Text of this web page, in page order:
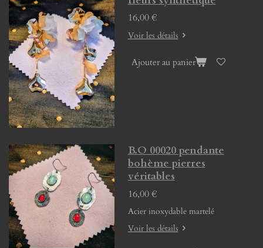
16,00 €
Voir les détails
Ajouter au panier
B.O 00020 pendante
bohème pierres
véritables
16,00 €
Acier inoxydable martelé
Voir les détails